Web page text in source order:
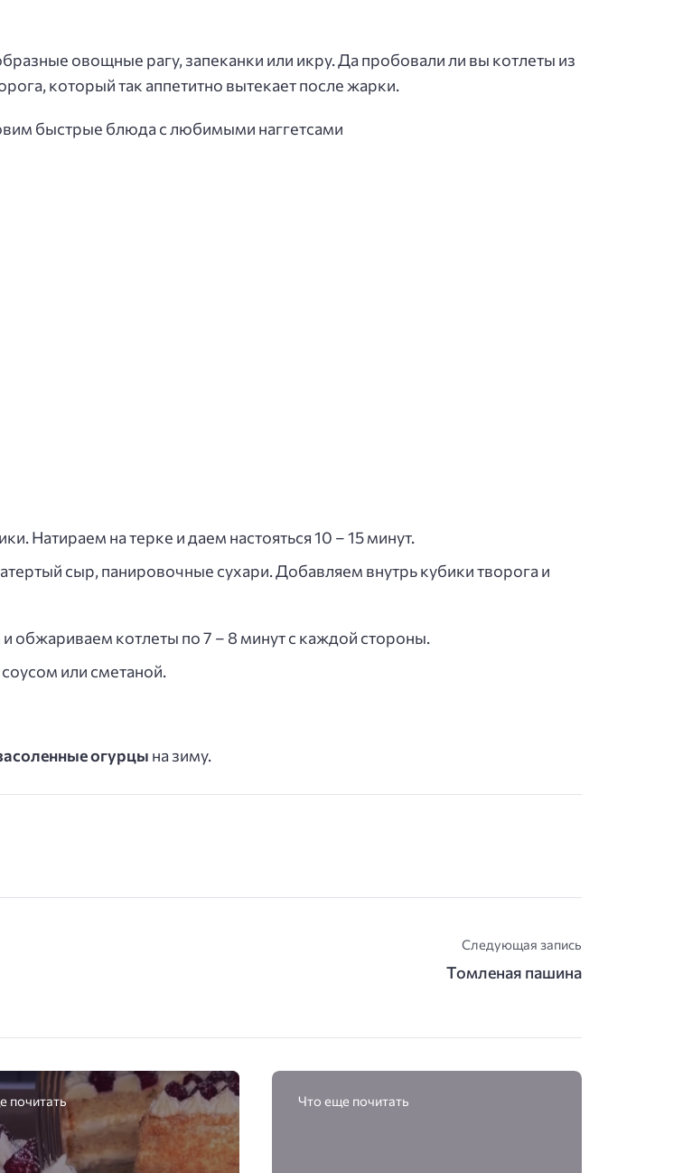
овощные рагу, запеканки или икру. Да пробовали ли вы котлеты из
который так аппетитно вытекает после жарки.
быстрые блюда с любимыми наггетсами
Натираем на терке и даем настояться 10 – 15 минут.
сыр, панировочные сухари. Добавляем внутрь кубики творога и
обжариваем котлеты по 7 – 8 минут с каждой стороны.
или сметаной.
огурцы на зиму.
Следующая запись
Томленая пашина
почитать Что еще почитать